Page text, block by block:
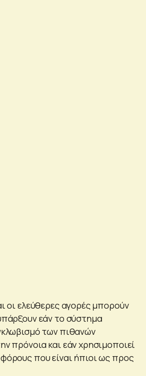
οι ελεύθερες αγορές μπορούν
εάν το σύστημα
των πιθανών
πρόνοια και εάν χρησιμοποιεί
που είναι ήπιοι ως προς